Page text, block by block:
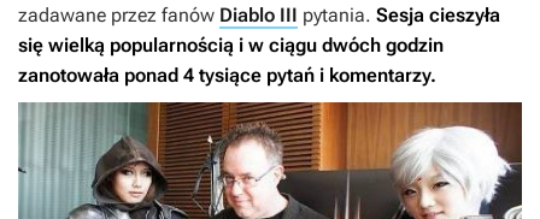
zadawane przez fanów Diablo III pytania. Sesja cieszyła
się wielką popularnością i w ciągu dwóch godzin
zanotowała ponad 4 tysiące pytań i komentarzy.